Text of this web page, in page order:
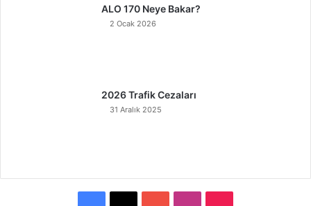
ALO 170 Neye Bakar?
2 Ocak 2026
2026 Trafik Cezaları
31 Aralık 2025